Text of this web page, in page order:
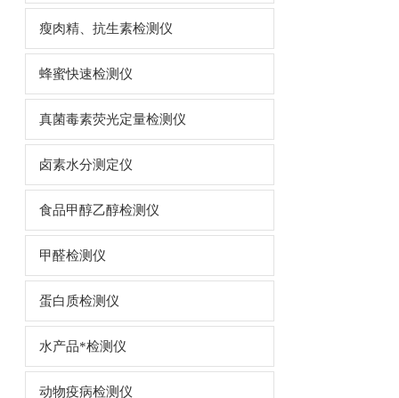
瘦肉精、抗生素检测仪
蜂蜜快速检测仪
真菌毒素荧光定量检测仪
卤素水分测定仪
食品甲醇乙醇检测仪
甲醛检测仪
蛋白质检测仪
水产品*检测仪
动物疫病检测仪